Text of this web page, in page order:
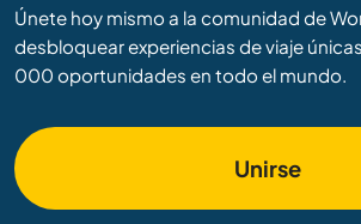
Únete hoy mismo a la comunidad de
desbloquear experiencias de viaje
000 oportunidades en todo el mundo.
Unirse